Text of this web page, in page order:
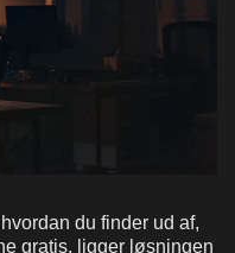
du finder ud af,
gratis, ligger løsningen